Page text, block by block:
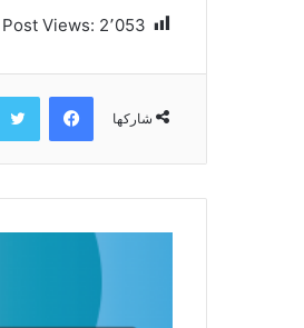
Post Views: 2٬053
شاركها
فيسبوك